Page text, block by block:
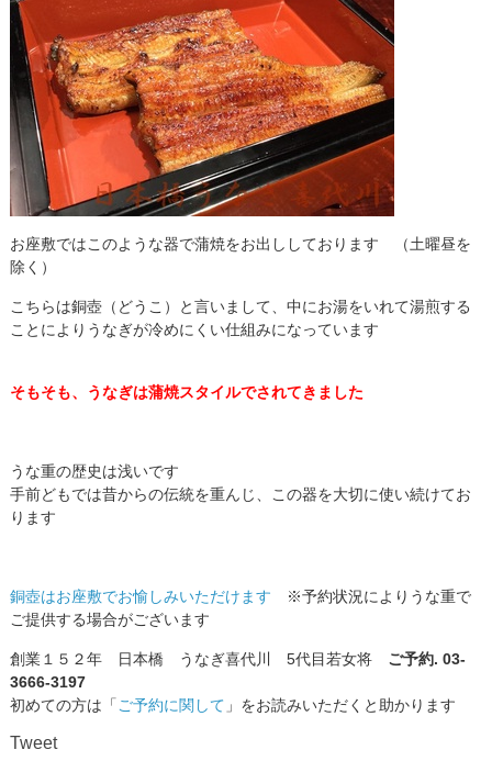
お座敷ではこのような器で蒲焼をお出ししております （土曜昼を
除く）
こちらは銅壺（どうこ）と言いまして、中にお湯をいれて湯煎する
ことによりうなぎが冷めにくい仕組みになっています
そもそも、うなぎは蒲焼スタイルでされてきました
うな重の歴史は浅いです
手前どもでは昔からの伝統を重んじ、この器を大切に使い続けてお
ります
銅壺はお座敷でお愉しみいただけます ※予約状況によりうな重で
ご提供する場合がございます
創業１５２年 日本橋 うなぎ喜代川 5代目若女将 ご予約. 03-
3666-3197
初めての方は「 ご予約に関して 」をお読みいただくと助かります
Tweet